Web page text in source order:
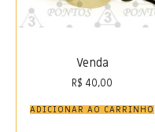
Venda
R$ 40,00
ADICIONAR AO CARRINHO